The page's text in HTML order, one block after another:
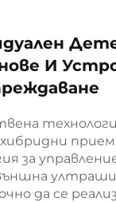
И
хибридни
за
да се